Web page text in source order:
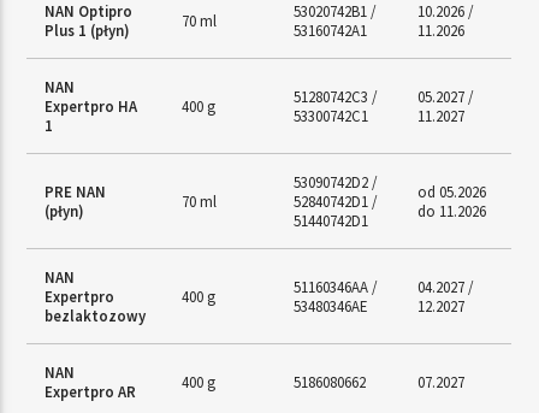
NAN Optipro
Plus 1 (płyn)
70 ml
53020742B1 /
53160742A1
10.2026 /
11.2026
NAN
Expertpro HA
1
400 g
51280742C3 /
53300742C1
05.2027 /
11.2027
PRE NAN
(płyn)
70 ml
53090742D2 /
52840742D1 /
51440742D1
od 05.2026
do 11.2026
NAN
Expertpro
bezlaktozowy
400 g
51160346AA /
53480346AE
04.2027 /
12.2027
NAN
Expertpro AR
400 g 5186080662 07.2027